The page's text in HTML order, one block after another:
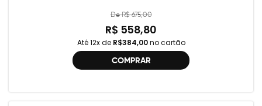
De R$ 675,00
R$ 558,80
Até 12x de R$384,00no cartão
COMPRAR